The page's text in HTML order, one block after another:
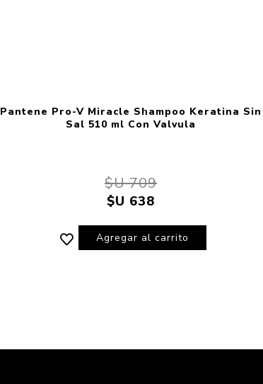
Pantene Pro-V Miracle Shampoo Keratina Sin
Sal 510 ml Con Valvula
$U 709
$U 638
Agregar al carrito